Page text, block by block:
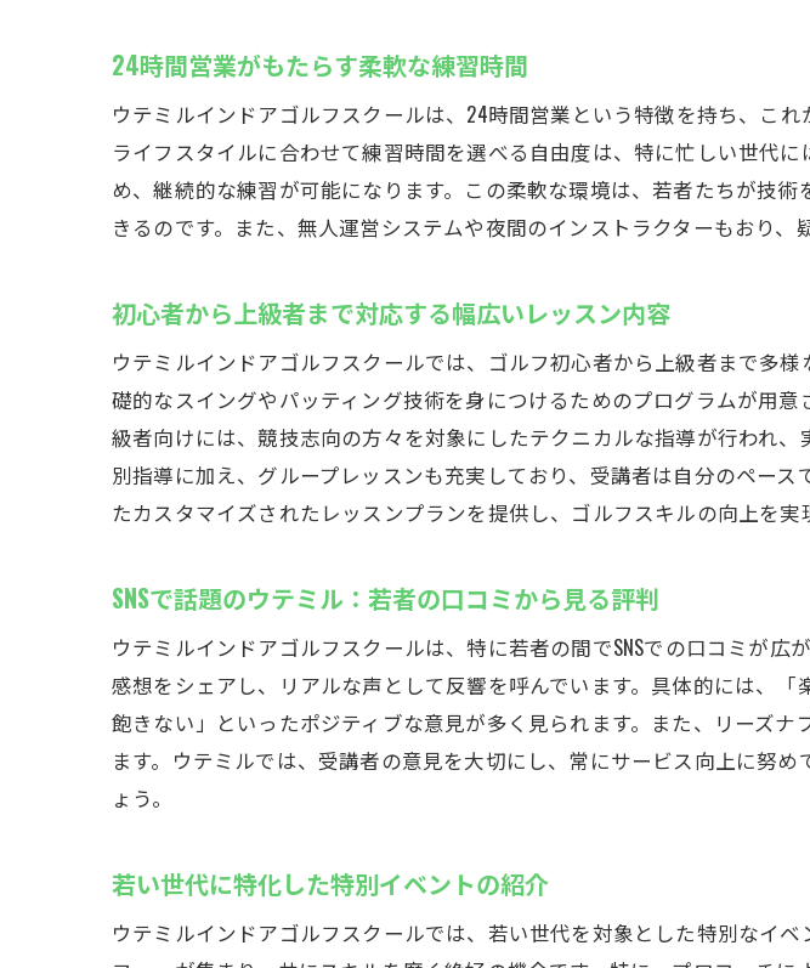
24時間営業がもたらす柔軟な練習時間
ウテミルインドアゴルフスクールは、24時間営業という特徴を持ち、こ
ライフスタイルに合わせて練習時間を選べる自由度は、特に忙しい世代
め、継続的な練習が可能になります。この柔軟な環境は、若者たちが技
きるのです。また、無人運営システムや夜間のインストラクターもおり、
初心者から上級者まで対応する幅広いレッスン内容
ウテミルインドアゴルフスクールでは、ゴルフ初心者から上級者まで多
礎的なスイングやパッティング技術を身につけるためのプログラムが用
級者向けには、競技志向の方々を対象にしたテクニカルな指導が行われ
別指導に加え、グループレッスンも充実しており、受講者は自分のペー
たカスタマイズされたレッスンプランを提供し、ゴルフスキルの向上を実
SNSで話題のウテミル：若者の口コミから見る評判
ウテミルインドアゴルフスクールは、特に若者の間でSNSでの口コミが
感想をシェアし、リアルな声として反響を呼んでいます。具体的には、
飽きない」といったポジティブな意見が多く見られます。また、リーズ
ます。ウテミルでは、受講者の意見を大切にし、常にサービス向上に努
ょう。
若い世代に特化した特別イベントの紹介
ウテミルインドアゴルフスクールでは、若い世代を対象とした特別なイ